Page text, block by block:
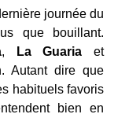
journée du
que bouillant.
, La Guaria et
Autant dire que
habituels favoris
bien en